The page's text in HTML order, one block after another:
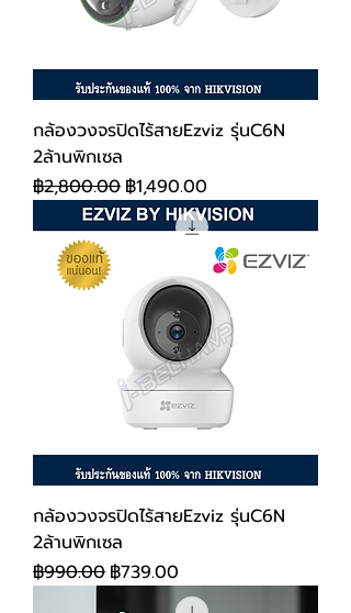
กล้องวงจรปิดไร้สายEzviz รุ่นC6N
2ล้านพิกเซล
ราคาปกติ
฿2,800.00 ราคาขายลด
฿1,490.00
กล้องวงจรปิดไร้สายEzviz รุ่นC6N
2ล้านพิกเซล
ราคาปกติ
฿990.00 ราคาขายลด
฿739.00